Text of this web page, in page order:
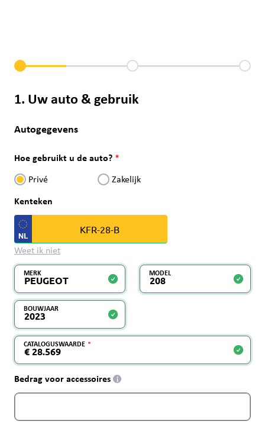
1. Uw auto & gebruik
Autogegevens
Hoe gebruikt u de auto?
Privé Zakelijk
Kenteken
Weet ik niet
MERK MODEL
BOUWJAAR
CATALOGUSWAARDE
Bedrag voor accessoires i